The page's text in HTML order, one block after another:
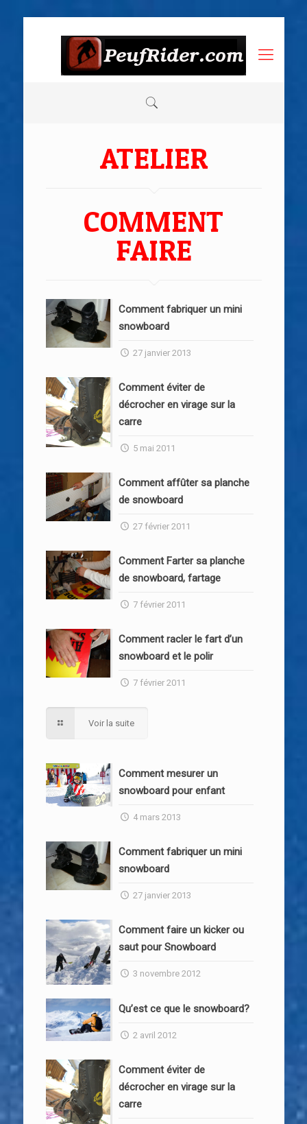
ATELIER
COMMENT
FAIRE
Comment fabriquer un mini
snowboard
27 janvier 2013
Comment éviter de
décrocher en virage sur la
carre
5 mai 2011
Comment affûter sa planche
de snowboard
27 février 2011
Comment Farter sa planche
de snowboard, fartage
7 février 2011
Comment racler le fart d’un
snowboard et le polir
7 février 2011
Voir la suite
Comment mesurer un
snowboard pour enfant
4 mars 2013
Comment fabriquer un mini
snowboard
27 janvier 2013
Comment faire un kicker ou
saut pour Snowboard
3 novembre 2012
Qu’est ce que le snowboard?
2 avril 2012
Comment éviter de
décrocher en virage sur la
carre